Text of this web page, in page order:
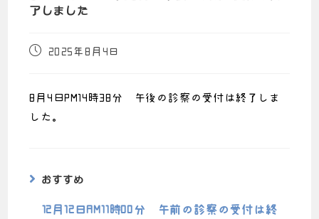
了しました
2025年8月4日
8月4日PM14時38分 午後の診察の受付は終了しま
した。
おすすめ
12月12日AM11時00分 午前の診察の受付は終